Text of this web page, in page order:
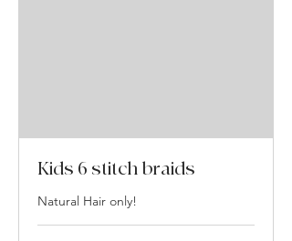
Kids 6 stitch braids
Natural Hair only!